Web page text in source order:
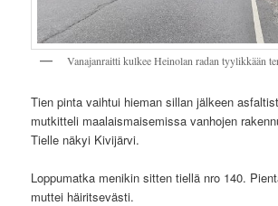
Vanajanraitti kulkee Heinolan radan tyylikkään
Tien pinta vaihtui hieman sillan jälkeen
mutkitteli maalaismaisemissa vanhojen
Tielle näkyi Kivijärvi.
Loppumatka menikin sitten tiellä nro 140.
muttei häiritsevästi.